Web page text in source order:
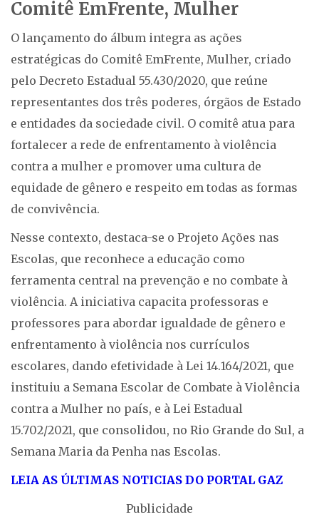
Comitê EmFrente, Mulher
O lançamento do álbum integra as ações
estratégicas do Comitê EmFrente, Mulher, criado
pelo Decreto Estadual 55.430/2020, que reúne
representantes dos três poderes, órgãos de Estado
e entidades da sociedade civil. O comitê atua para
fortalecer a rede de enfrentamento à violência
contra a mulher e promover uma cultura de
equidade de gênero e respeito em todas as formas
de convivência.
Nesse contexto, destaca-se o Projeto Ações nas
Escolas, que reconhece a educação como
ferramenta central na prevenção e no combate à
violência. A iniciativa capacita professoras e
professores para abordar igualdade de gênero e
enfrentamento à violência nos currículos
escolares, dando efetividade à Lei 14.164/2021, que
instituiu a Semana Escolar de Combate à Violência
contra a Mulher no país, e à Lei Estadual
15.702/2021, que consolidou, no Rio Grande do Sul, a
Semana Maria da Penha nas Escolas.
LEIA AS ÚLTIMAS NOTICIAS DO PORTAL GAZ
Publicidade